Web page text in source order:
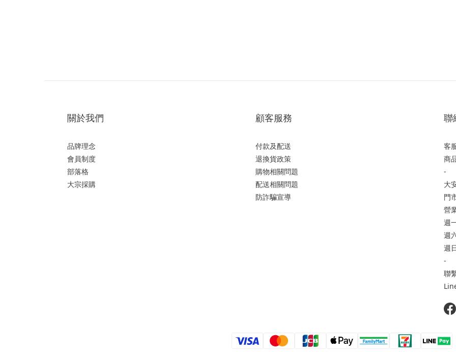
關於我們
品牌理念
會員制度
部落格
大宗採購
顧客服務
付款及配送
退換貨政策
購物相關問題
配送相關問題
防詐騙宣導
聯
客
商
-
大
門
營
週
週
週
-
聯